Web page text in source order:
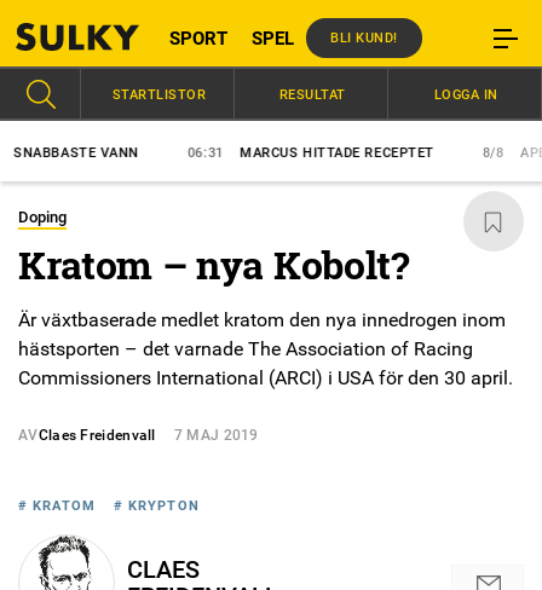
SPORT SPEL BLI KUND!
VANN 06:31 MARCUS HITTADE RECEPTET APEX
STARTLISTOR RESULTAT LOGGA IN
Doping
Kratom – nya Kobolt?
Är växtbaserade medlet kratom den nya innedrogen inom
hästsporten – det varnade The Association of Racing
Commissioners International (ARCI) i USA för den 30 april.
AVClaes Freidenvall 7 MAJ 2019
# KRATOM # KRYPTON
CLAES